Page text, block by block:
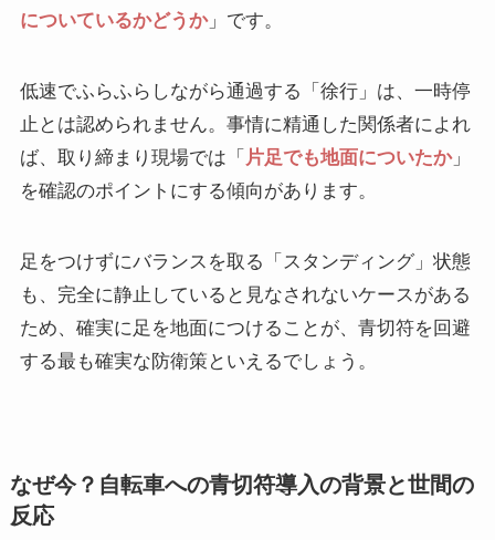
についているかどうか」です。
低速でふらふらしながら通過する「徐行」は、一時停
止とは認められません。事情に精通した関係者によれ
ば、取り締まり現場では「 片足でも地面についたか」
を確認のポイントにする傾向があります。
足をつけずにバランスを取る「スタンディング」状態
も、完全に静止していると見なされないケースがある
ため、確実に足を地面につけることが、青切符を回避
する最も確実な防衛策といえるでしょう。
なぜ今？自転車への青切符導入の背景と世間の
反応